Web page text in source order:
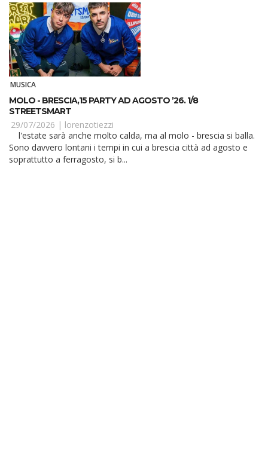
MUSICA
MOLO - BRESCIA,15 PARTY AD AGOSTO ’26. 1/8
STREETSMART
29/07/2026 | lorenzotiezzi
Sono davvero lontani i tempi in cui a brescia città ad agosto e
soprattutto a ferragosto, si b...